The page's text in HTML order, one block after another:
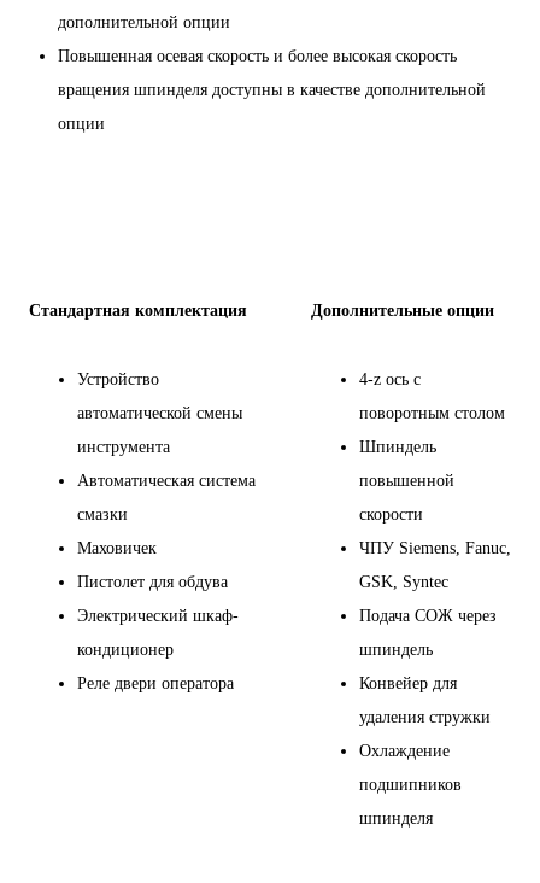
дополнительной опции
Повышенная осевая скорость и более высокая скорость
вращения шпинделя доступны в качестве дополнительной
опции
Стандартная комплектация
Устройство
автоматической смены
инструмента
Автоматическая система
смазки
Маховичек
Пистолет для обдува
Электрический шкаф-
кондиционер
Реле двери оператора
Дополнительные опции
4-z ось с
поворотным столом
Шпиндель
повышенной
скорости
ЧПУ Siemens, Fanuc,
GSK, Syntec
Подача СОЖ через
шпиндель
Конвейер для
удаления стружки
Охлаждение
подшипников
шпинделя